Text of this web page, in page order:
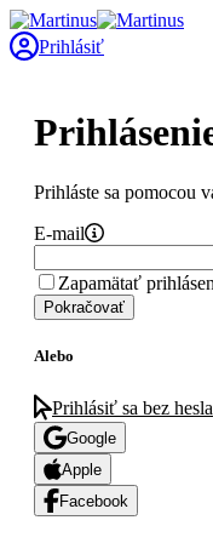
Prihlásiť
Prihláste sa pomocou
E-mail
Zapamätať
Pokračovať
Alebo
Prihlásiť sa bez hesla
Google
Apple
Facebook